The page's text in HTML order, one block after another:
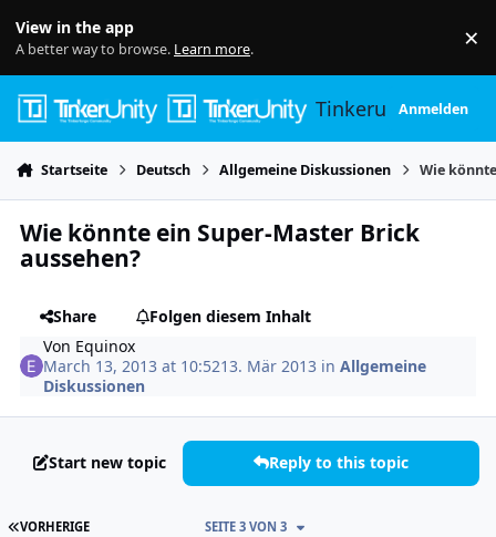
View in the app
A better way to browse. Learn more. ×
TinkerunityAnmelden
Startseite Deutsch Allgemeine Diskussionen Wie
Wie könnte ein Super-Master Brick
aussehen?
Share
Folgen diesem Inhalt
Von Equinox
March 13, 2013 at 10:5213. Mär 2013 inAllgemeine
Diskussionen
Start new topic Reply to this topic
ERSTE SEITE
VORHERIGE SEITE 3 VON 3